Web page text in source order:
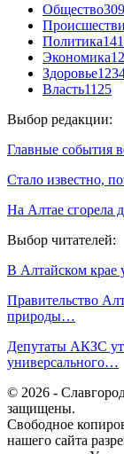
Общество
Политика
Экономика
Здоровье
Власть1125
Выбор редакции:
Главные события
Стало известно,
На Алтае сгорела
Выбор читателей:
В Алтайском крае
Правительство
природы…
Депутаты АКЗС
универсального…
© 2026 -
защищены.
Свободное
нашего сайта